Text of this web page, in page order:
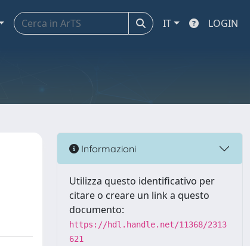
IT LOGIN
Informazioni
Utilizza questo identificativo per
citare o creare un link a questo
documento:
https://hdl.handle.net/11368/2313
621